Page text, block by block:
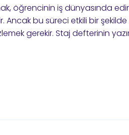
öğrencinin iş dünyasında
Ancak bu süreci etkili bir
gerekir. Staj defterinin